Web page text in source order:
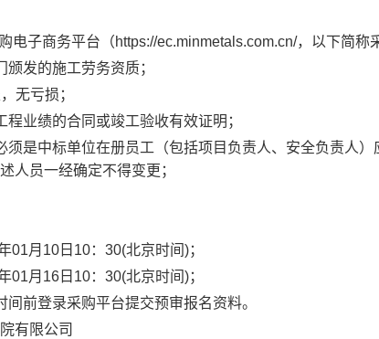
电子商务平台（https://ec.minmetals.com.cn/，以下简称
发的施工劳务资质；
， 无亏损 ；
业绩的合同或竣工验收有效证明；
须是中标单位在册员工（包括项目负责人、安全负责人）
人员一经确定不得变更；
01月 10 日 10： 30(北京时间)；
01月 16 日 10： 30(北京时间)；
前登录采购平台提交预审报名资料。
有限公司